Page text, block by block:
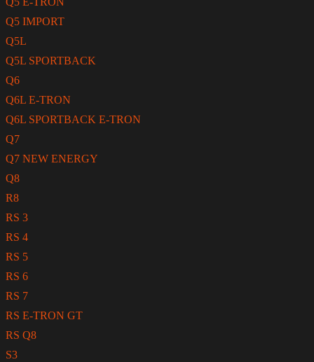
Q5 IMPORT
Q5L
Q5L SPORTBACK
Q6
Q6L E-TRON
Q6L SPORTBACK E-TRON
Q7
Q7 NEW ENERGY
Q8
R8
RS 3
RS 4
RS 5
RS 6
RS 7
RS E-TRON GT
RS Q8
S3